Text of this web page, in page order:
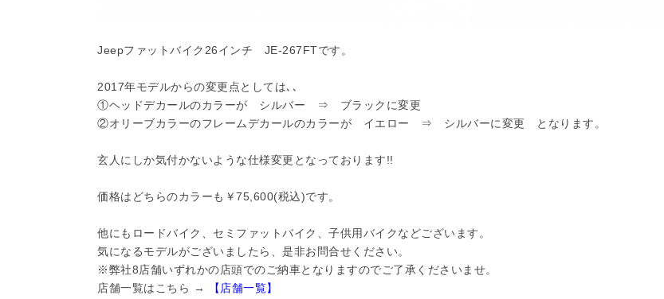
Jeepファットバイク26インチ JE-267FTです。
2017年モデルからの変更点としては､､
①ヘッドデカールのカラーが シルバー ⇒ ブラックに変更
②オリーブカラーのフレームデカールのカラーが イエロー ⇒ シルバーに変更 となります。
玄人にしか気付かないような仕様変更となっております!!
価格はどちらのカラーも￥75,600(税込)です。
他にもロードバイク、セミファットバイク、子供用バイクなどございます。
気になるモデルがございましたら、是非お問合せください。
※弊社8店舗いずれかの店頭でのご納車となりますのでご了承くださいませ。
店舗一覧はこちら →
【店舗一覧】